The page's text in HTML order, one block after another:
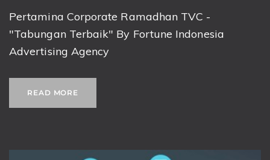
Pertamina Corporate Ramadhan TVC -
"Tabungan Terbaik" By Fortune Indonesia
Advertising Agency
READ MORE